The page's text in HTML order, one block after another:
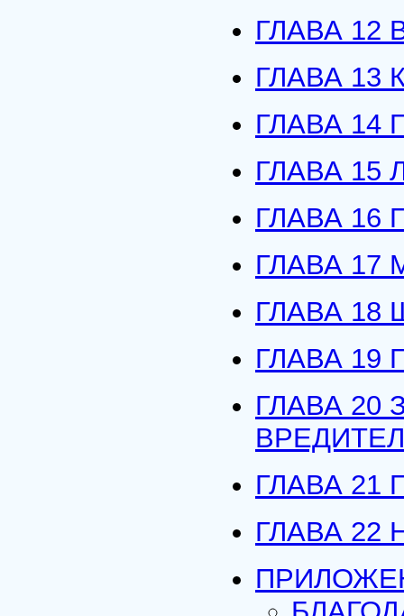
ГЛАВА 12
ГЛАВА 13
ГЛАВА
ГЛАВА
ГЛАВА
ГЛАВА 17
ГЛАВА
ГЛАВА 19
ГЛАВА
ГЛАВА
ГЛАВА 22